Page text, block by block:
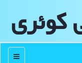
كوئری
منو